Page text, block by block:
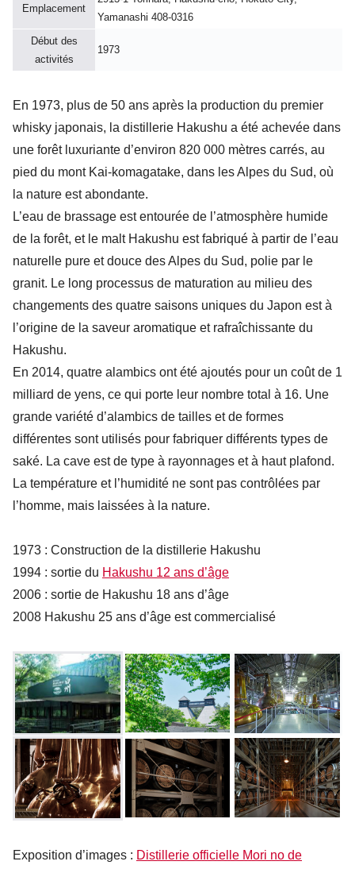
Emplacement
Yamanashi 408-0316
Début des
activités
1973
En 1973, plus de 50 ans après la production du premier
whisky japonais, la distillerie Hakushu a été achevée dans
une forêt luxuriante d’environ 820 000 mètres carrés, au
pied du mont Kai-komagatake, dans les Alpes du Sud, où
la nature est abondante.
L’eau de brassage est entourée de l’atmosphère humide
de la forêt, et le malt Hakushu est fabriqué à partir de l’eau
naturelle pure et douce des Alpes du Sud, polie par le
granit. Le long processus de maturation au milieu des
changements des quatre saisons uniques du Japon est à
l’origine de la saveur aromatique et rafraîchissante du
Hakushu.
En 2014, quatre alambics ont été ajoutés pour un coût de 1
milliard de yens, ce qui porte leur nombre total à 16. Une
grande variété d’alambics de tailles et de formes
différentes sont utilisés pour fabriquer différents types de
saké. La cave est de type à rayonnages et à haut plafond.
La température et l’humidité ne sont pas contrôlées par
l’homme, mais laissées à la nature.
1973 : Construction de la distillerie Hakushu
1994 : sortie du Hakushu 12 ans d’âge
2006 : sortie de Hakushu 18 ans d’âge
2008 Hakushu 25 ans d’âge est commercialisé
Exposition d’images : Distillerie officielle Mori no de